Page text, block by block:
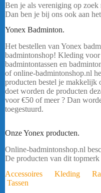
Ben je als vereniging op
Dan ben je bij ons ook aan
Yonex Badminton.
Het bestellen van Yonex
badmintonshop! Kleding
badmintontassen en
of online-badmintonshop.nl
producten bestel je makkelijk
doet worden de producten
voor €50 of meer ? Dan
toegestuurd.
Onze Yonex producten.
Online-badmintonshop.nl
De producten van dit
Accessoires
Kleding
Tassen